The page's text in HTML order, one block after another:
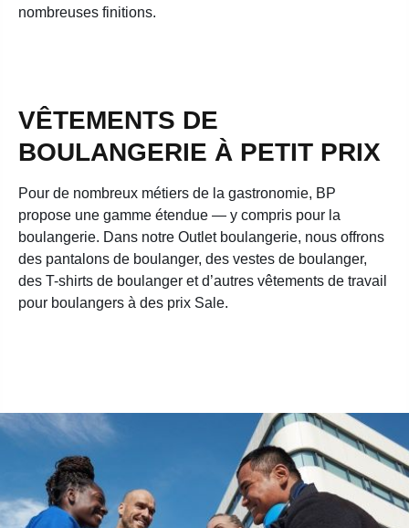
nombreuses finitions.
VÊTEMENTS DE
BOULANGERIE À PETIT PRIX
Pour de nombreux métiers de la gastronomie, BP
propose une gamme étendue — y compris pour la
boulangerie. Dans notre Outlet boulangerie, nous offrons
des pantalons de boulanger, des vestes de boulanger,
des T-shirts de boulanger et d’autres vêtements de travail
pour boulangers à des prix Sale.